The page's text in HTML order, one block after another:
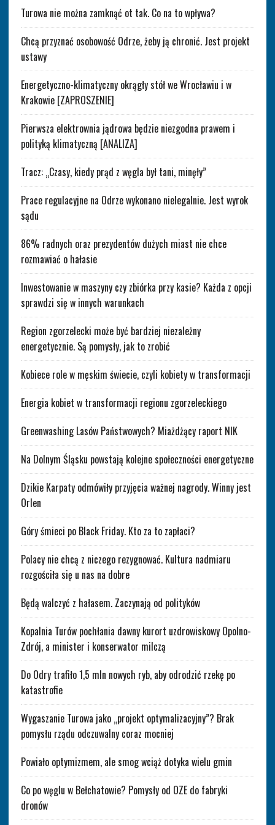
Turowa nie można zamknąć ot tak. Co na to wpływa?
Chcą przyznać osobowość Odrze, żeby ją chronić. Jest projekt
ustawy
Energetyczno-klimatyczny okrągły stół we Wrocławiu i w
Krakowie [ZAPROSZENIE]
Pierwsza elektrownia jądrowa będzie niezgodna prawem i
polityką klimatyczną [ANALIZA]
Tracz: „Czasy, kiedy prąd z węgla był tani, minęły”
Prace regulacyjne na Odrze wykonano nielegalnie. Jest wyrok
sądu
86% radnych oraz prezydentów dużych miast nie chce
rozmawiać o hałasie
Inwestowanie w maszyny czy zbiórka przy kasie? Każda z opcji
sprawdzi się w innych warunkach
Region zgorzelecki może być bardziej niezależny
energetycznie. Są pomysły, jak to zrobić
Kobiece role w męskim świecie, czyli kobiety w transformacji
Energia kobiet w transformacji regionu zgorzeleckiego
Greenwashing Lasów Państwowych? Miażdżący raport NIK
Na Dolnym Śląsku powstają kolejne społeczności energetyczne
Dzikie Karpaty odmówiły przyjęcia ważnej nagrody. Winny jest
Orlen
Góry śmieci po Black Friday. Kto za to zapłaci?
Polacy nie chcą z niczego rezygnować. Kultura nadmiaru
rozgościła się u nas na dobre
Będą walczyć z hałasem. Zaczynają od polityków
Kopalnia Turów pochłania dawny kurort uzdrowiskowy Opolno-
Zdrój, a minister i konserwator milczą
Do Odry trafiło 1,5 mln nowych ryb, aby odrodzić rzekę po
katastrofie
Wygaszanie Turowa jako „projekt optymalizacyjny”? Brak
pomysłu rządu odczuwalny coraz mocniej
Powiało optymizmem, ale smog wciąż dotyka wielu gmin
Co po węglu w Bełchatowie? Pomysły od OZE do fabryki
dronów